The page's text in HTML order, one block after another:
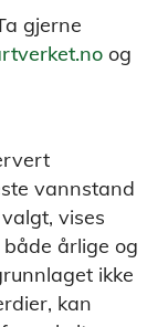
gjerne
og
vannstand
vises
årlige og
ikke
kan